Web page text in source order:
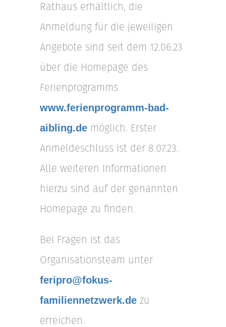
Rathaus erhältlich, die
Anmeldung für die jeweiligen
Angebote sind seit dem 12.06.23
über die Homepage des
Ferienprogramms
www.ferienprogramm-bad-
aibling.de möglich. Erster
Anmeldeschluss ist der 8.07.23.
Alle weiteren Informationen
hierzu sind auf der genannten
Homepage zu finden.
Bei Fragen ist das
Organisationsteam unter
feripro@fokus-
familiennetzwerk.de zu
erreichen.